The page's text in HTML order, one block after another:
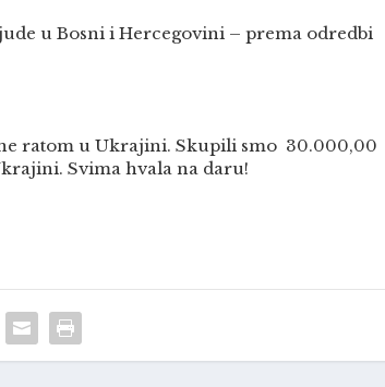
u Bosni i Hercegovini – prema odredbi
ratom u Ukrajini. Skupili smo 30.000,00
Svima hvala na daru!